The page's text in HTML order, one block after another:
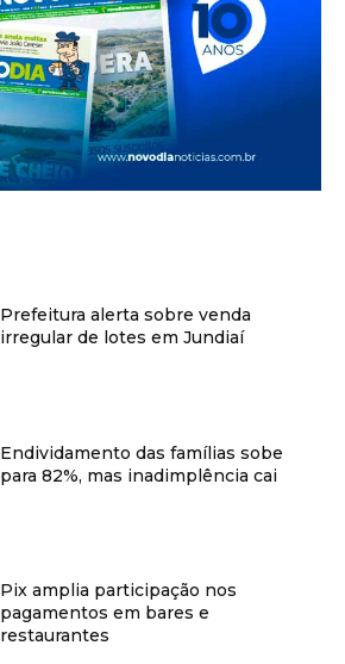
Prefeitura alerta sobre venda
irregular de lotes em Jundiaí
Endividamento das famílias sobe
para 82%, mas inadimplência cai
Pix amplia participação nos
pagamentos em bares e
restaurantes